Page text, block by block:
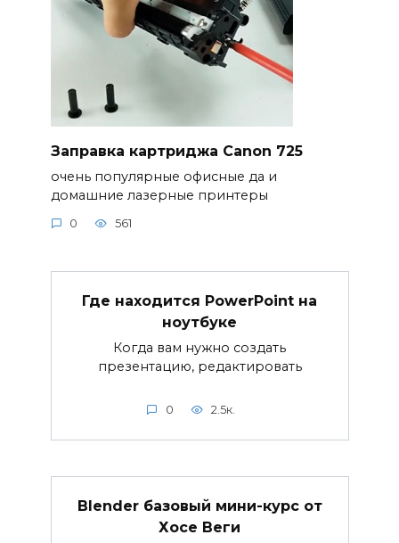
Заправка картриджа Canon 725
очень популярные офисные да и
домашние лазерные принтеры
0 561
Где находится PowerPoint на
ноутбуке
Когда вам нужно создать
презентацию, редактировать
0 2.5к.
Blender базовый мини-курс от
Хосе Веги